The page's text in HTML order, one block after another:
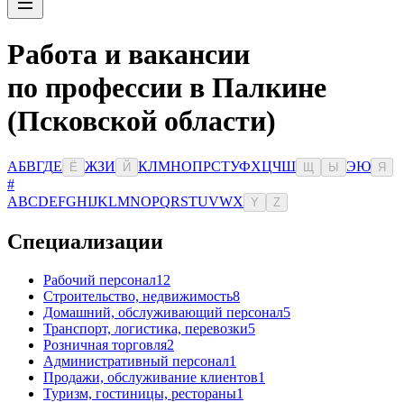
Работа и вакансии
по профессии в Палкине
(Псковской области)
АБВГДЕ Ё ЖЗИ Й КЛМНОПРСТУФХЦЧШ Ы ЭЮ Я
#
ABCDEFGHIJKLMNOPQRSTUVWX Y Z
Специализации
Рабочий персонал12
Строительство, недвижимость8
Домашний, обслуживающий персонал5
Транспорт, логистика, перевозки5
Розничная торговля2
Административный персонал1
Продажи, обслуживание клиентов1
Туризм, гостиницы, рестораны1